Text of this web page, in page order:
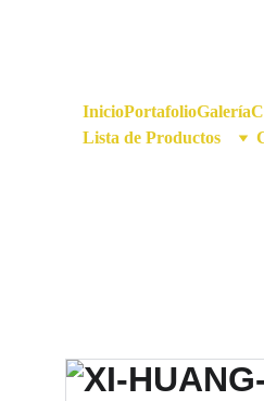
InicioPortafolioGalería
Lista de Productos